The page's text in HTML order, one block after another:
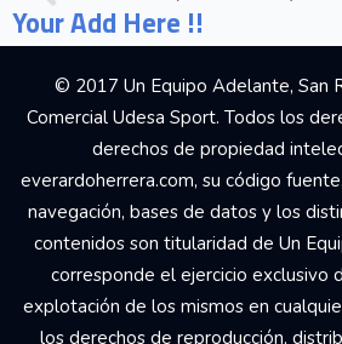
Your Add Here !!
© 2017 Un Equipo Adelante, San
Comercial Udesa Sport. Todos los
derechos de propiedad
everardoherrera.com, su código
navegación, bases de datos y los
contenidos son titularidad de Un
corresponde el ejercicio exclusivo
explotación de los mismos en
los derechos de reproducción,